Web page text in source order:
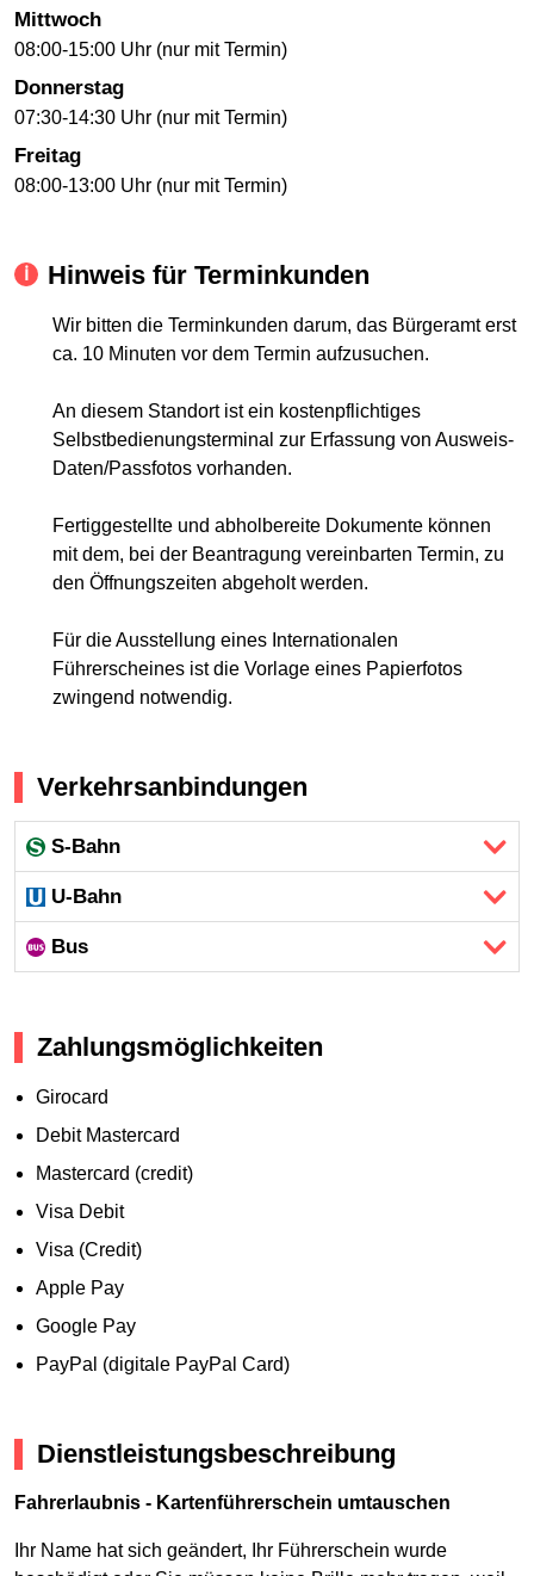
Mittwoch
08:00-15:00 Uhr (nur mit Termin)
Donnerstag
07:30-14:30 Uhr (nur mit Termin)
Freitag
08:00-13:00 Uhr (nur mit Termin)
Hinweis für Terminkunden
Wir bitten die Terminkunden darum, das Bürgeramt erst
ca. 10 Minuten vor dem Termin aufzusuchen.
An diesem Standort ist ein kostenpflichtiges
Selbstbedienungsterminal zur Erfassung von Ausweis-
Daten/Passfotos vorhanden.
Fertiggestellte und abholbereite Dokumente können
mit dem, bei der Beantragung vereinbarten Termin, zu
den Öffnungszeiten abgeholt werden.
Für die Ausstellung eines Internationalen
Führerscheines ist die Vorlage eines Papierfotos
zwingend notwendig.
Verkehrsanbindungen
S-Bahn
U-Bahn
Bus
Zahlungsmöglichkeiten
Girocard
Debit Mastercard
Mastercard (credit)
Visa Debit
Visa (Credit)
Apple Pay
Google Pay
PayPal (digitale PayPal Card)
Dienstleistungsbeschreibung
Fahrerlaubnis - Kartenführerschein umtauschen
Ihr Name hat sich geändert, Ihr Führerschein wurde